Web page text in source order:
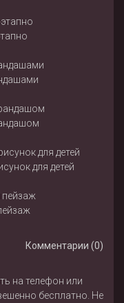
для детей
Комментарии (0)
на телефон или
бесплатно. Не